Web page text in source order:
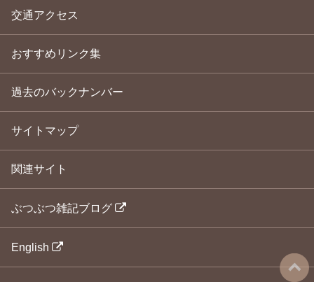
交通アクセス
おすすめリンク集
過去のバックナンバー
サイトマップ
関連サイト
ぶつぶつ雑記ブログ
English